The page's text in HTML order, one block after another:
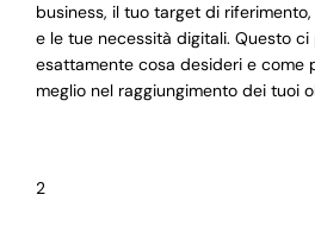
business, il tuo target di
e le tue necessità digitali. Questo
esattamente cosa desideri e come
meglio nel raggiungimento dei tuoi
2